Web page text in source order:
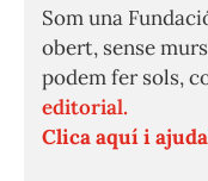
Som una
obert, sense
podem fer sols,
editorial.
Clica aquí i